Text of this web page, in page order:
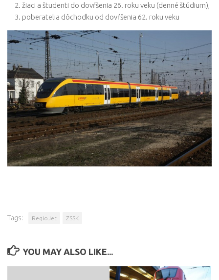
žiaci a študenti do dovŕšenia 26. roku veku (denné štúdium),
poberatelia dôchodku od dovŕšenia 62. roku veku
Tags: RegioJet ZSSK
YOU MAY ALSO LIKE...